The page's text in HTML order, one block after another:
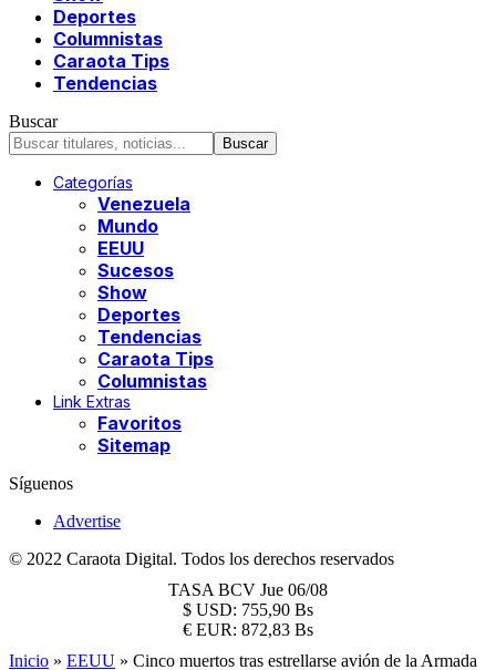
Deportes
Columnistas
Caraota Tips
Tendencias
Buscar
Categorías
Venezuela
Mundo
EEUU
Sucesos
Show
Deportes
Tendencias
Caraota Tips
Columnistas
Link Extras
Favoritos
Sitemap
Síguenos
Advertise
© 2022 Caraota Digital. Todos los derechos reservados
TASA BCV Jue 06/08
$ USD: 755,90 Bs
€ EUR: 872,83 Bs
Inicio » EEUU » Cinco muertos tras estrellarse avión de la Armada